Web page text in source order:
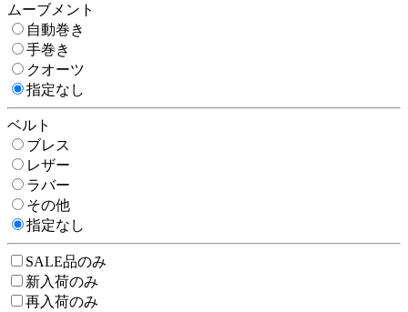
ムーブメント
自動巻き
手巻き
クオーツ
指定なし
ベルト
ブレス
レザー
ラバー
その他
指定なし
SALE品のみ
新入荷のみ
再入荷のみ